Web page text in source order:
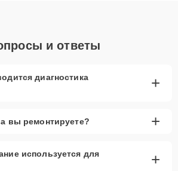
и ответы
диагностика
+
вы ремонтируете? +
используется для
+